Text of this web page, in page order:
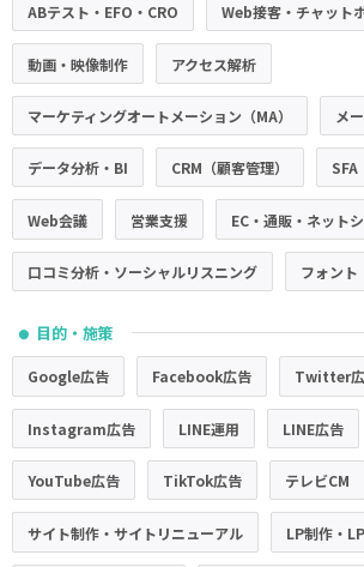
ABテスト・EFO・CRO Web接客・チャット
動画・映像制作 アクセス解析
マーケティングオートメーション（MA） メ
データ分析・BI CRM（顧客管理） SFA
Web会議 営業支援 EC・通販・ネット
口コミ分析・ソーシャルリスニング フォント
● 目的・施策
Google広告 Facebook広告 Twitter
Instagram広告 LINE運用 LINE広告
YouTube広告 TikTok広告 テレビCM
サイト制作・サイトリニューアル LP制作・